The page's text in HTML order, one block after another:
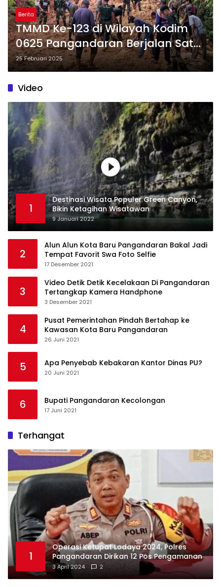
Berita
TMMD Ke-123 di Wilayah Kodim
0625 Pangandaran Berjalan Satu
Minggu, Fokus Pembangunan
Jalan dan Pondasi RTLH
25 Februari 2025
Video
1
Destinasi Wisata Populer Green Canyon,
Bikin Ketagihan Wisatawan
9 Januari 2022
2
Alun Alun Kota Baru Pangandaran Bakal Jadi
Tempat Favorit Swa Foto Selfie
17 Desember 2021
3
Video Detik Detik Kecelakaan Di Pangandaran
Tertangkap Kamera Handphone
3 Desember 2021
4
Pusat Pemerintahan Pindah Bertahap ke
Kawasan Kota Baru Pangandaran
26 Juni 2021
5 Apa Penyebab Kebakaran Kantor Dinas PU?
20 Juni 2021
6 Bupati Pangandaran Kecolongan
17 Juni 2021
Terhangat
1
Operasi Ketupat Lodaya 2024, Polres
Pangandaran Dirikan 12 Pos Pengamanan
3 April 2024 2